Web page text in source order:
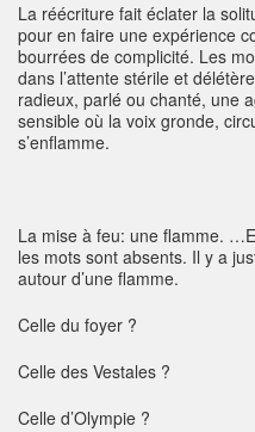
La réécriture fait éclater la
pour en faire une expérience
bourrées de complicité. Les
dans l’attente stérile et
radieux, parlé ou chanté, une
sensible où la voix gronde,
s’enflamme.
La mise à feu: une flamme.
les mots sont absents. Il y a
autour d’une flamme.
Celle du foyer ?
Celle des Vestales ?
Celle d’Olympie ?